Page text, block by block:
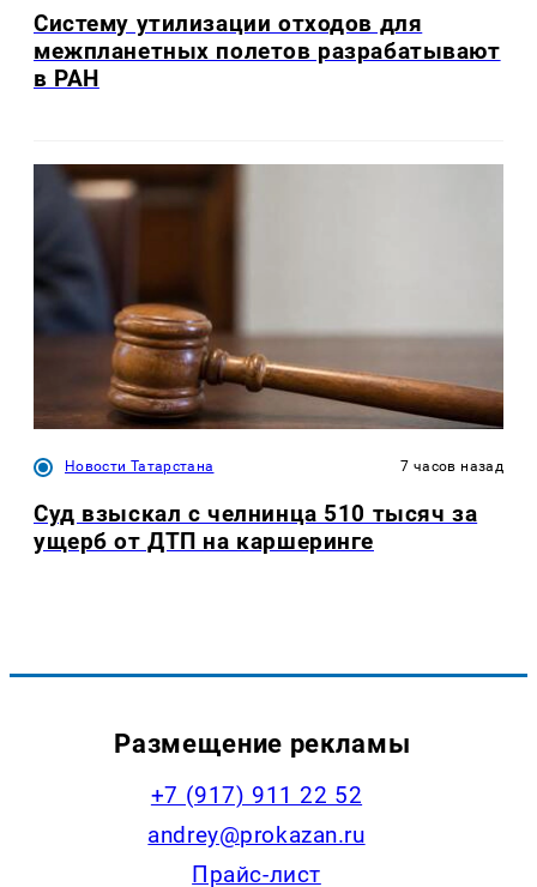
Систему утилизации отходов для
межпланетных полетов разрабатывают
в РАН
Новости Татарстана 7 часов назад
Суд взыскал с челнинца 510 тысяч за
ущерб от ДТП на каршеринге
Размещение рекламы
+7 (917) 911 22 52
andrey@prokazan.ru
Прайс-лист